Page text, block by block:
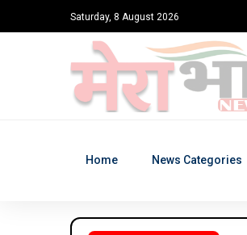
Saturday, 8 August 2026
Home News Categories